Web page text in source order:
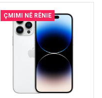
ÇMIMI NË RËNIE